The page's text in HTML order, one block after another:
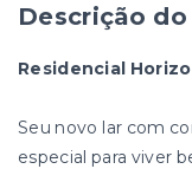
Descrição
Residencial
Seu novo lar com
especial para viver